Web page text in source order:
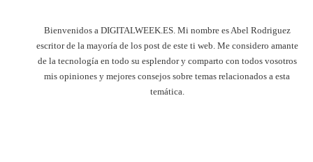
Bienvenidos a DIGITALWEEK.ES. Mi nombre es Abel Rodriguez
escritor de la mayoría de los post de este ti web. Me considero amante
de la tecnología en todo su esplendor y comparto con todos vosotros
mis opiniones y mejores consejos sobre temas relacionados a esta
temática.